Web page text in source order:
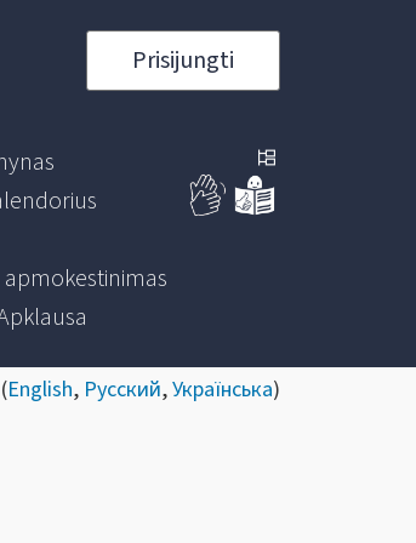
Prisijungti
English, Русский,Українська)